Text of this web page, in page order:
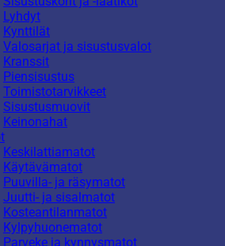
Lyhdyt
Kynttilät
Valosarjat ja sisustusvalot
Kranssit
Piensisustus
Toimistotarvikkeet
Sisustusmuovit
Keinonahat
Keskilattiamatot
Käytävämatot
Puuvilla- ja räsymatot
Juutti- ja sisalmatot
Kosteantilanmatot
Kylpyhuonematot
Parveke ja kynnysmatot